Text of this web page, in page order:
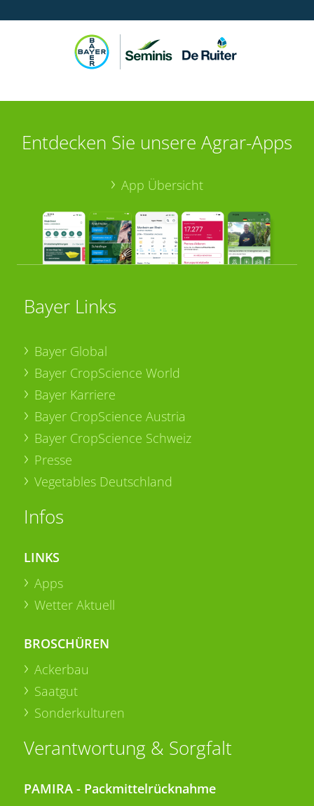
Entdecken Sie unsere Agrar-Apps
App Übersicht
Bayer Links
Bayer Global
Bayer CropScience World
Bayer Karriere
Bayer CropScience Austria
Bayer CropScience Schweiz
Presse
Vegetables Deutschland
Infos
LINKS
Apps
Wetter Aktuell
BROSCHÜREN
Ackerbau
Saatgut
Sonderkulturen
Verantwortung & Sorgfalt
PAMIRA - Packmittelrücknahme